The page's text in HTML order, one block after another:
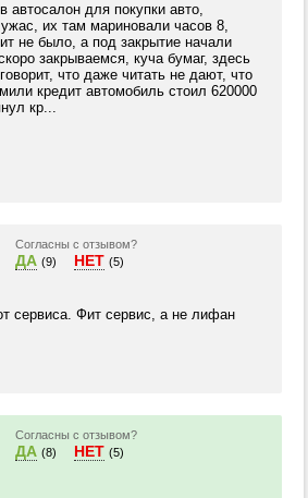
автосалон для покупки авто,
их там мариновали часов 8,
не было, а под закрытие начали
закрываемся, куча бумаг, здесь
что даже читать не дают, что
кредит автомобиль стоил 620000
кр...
Согласны с отзывом?
ДА (9) НЕТ (5)
сервиса. Фит сервис, а не лифан
Согласны с отзывом?
ДА (8) НЕТ (5)